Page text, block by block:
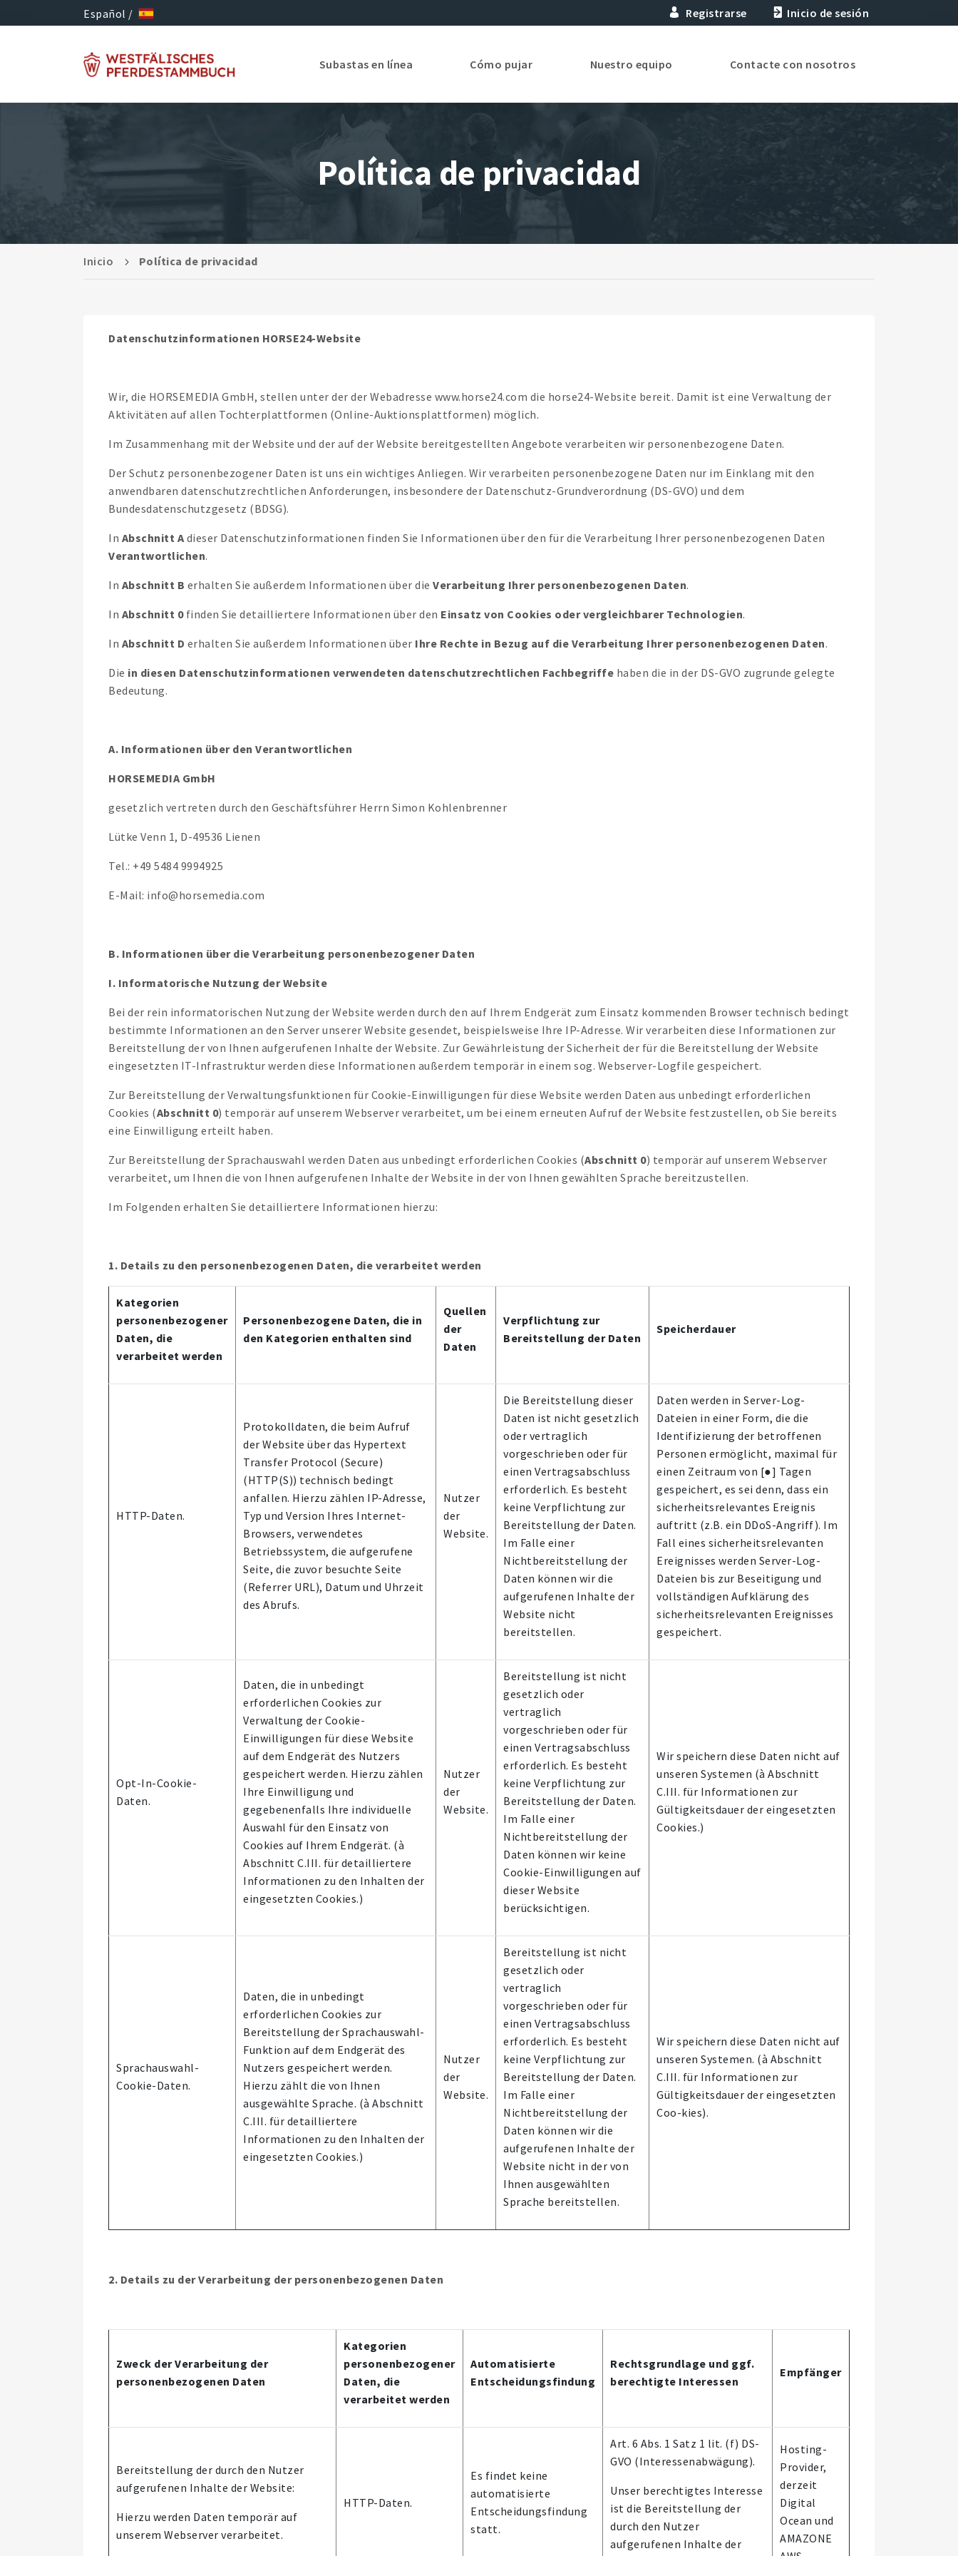
Español / Registrarse Inicio de sesión
Subastas en línea Cómo pujar Nuestro equipo Contacte con nosotros
Política de privacidad
Inicio Política de privacidad
Datenschutzinformationen HORSE24-Website
Wir, die HORSEMEDIA GmbH, stellen unter der der Webadresse www.horse24.com die horse24-Website bereit. Damit ist eine Verwaltung der
Aktivitäten auf allen Tochterplattformen (Online-Auktionsplattformen) möglich.
Im Zusammenhang mit der Website und der auf der Website bereitgestellten Angebote verarbeiten wir personenbezogene Daten.
Der Schutz personenbezogener Daten ist uns ein wichtiges Anliegen. Wir verarbeiten personenbezogene Daten nur im Einklang mit den
anwendbaren datenschutzrechtlichen Anforderungen, insbesondere der Datenschutz-Grundverordnung (DS-GVO) und dem
Bundesdatenschutzgesetz (BDSG).
In Abschnitt A dieser Datenschutzinformationen finden Sie Informationen über den für die Verarbeitung Ihrer personenbezogenen Daten
Verantwortlichen.
In Abschnitt B erhalten Sie außerdem Informationen über die Verarbeitung Ihrer personenbezogenen Daten.
In Abschnitt 0finden Sie detailliertere Informationen über den Einsatz von Cookies oder vergleichbarer Technologien.
In Abschnitt D erhalten Sie außerdem Informationen über Ihre Rechte in Bezug auf die Verarbeitung Ihrer personenbezogenen Daten.
Die in diesen Datenschutzinformationen verwendeten datenschutzrechtlichen Fachbegriffe haben die in der DS-GVO zugrunde gelegte
Bedeutung.
A. Informationen über den Verantwortlichen
HORSEMEDIA GmbH
gesetzlich vertreten durch den Geschäftsführer Herrn Simon Kohlenbrenner
Lütke Venn 1, D-49536 Lienen
Tel.: +49 5484 9994925
E-Mail: info@horsemedia.com
B. Informationen über die Verarbeitung personenbezogener Daten
I. Informatorische Nutzung der Website
Bei der rein informatorischen Nutzung der Website werden durch den auf Ihrem Endgerät zum Einsatz kommenden Browser technisch bedingt
bestimmte Informationen an den Server unserer Website gesendet, beispielsweise Ihre IP-Adresse. Wir verarbeiten diese Informationen zur
Bereitstellung der von Ihnen aufgerufenen Inhalte der Website. Zur Gewährleistung der Sicherheit der für die Bereitstellung der Website
eingesetzten IT-Infrastruktur werden diese Informationen außerdem temporär in einem sog. Webserver-Logfile gespeichert.
Zur Bereitstellung der Verwaltungsfunktionen für Cookie-Einwilligungen für diese Website werden Daten aus unbedingt erforderlichen
Cookies (Abschnitt 0) temporär auf unserem Webserver verarbeitet, um bei einem erneuten Aufruf der Website festzustellen, ob Sie bereits
eine Einwilligung erteilt haben.
Zur Bereitstellung der Sprachauswahl werden Daten aus unbedingt erforderlichen Cookies (Abschnitt 0) temporär auf unserem Webserver
verarbeitet, um Ihnen die von Ihnen aufgerufenen Inhalte der Website in der von Ihnen gewählten Sprache bereitzustellen.
Im Folgenden erhalten Sie detailliertere Informationen hierzu:
1. Details zu den personenbezogenen Daten, die verarbeitet werden
Kategorien
personenbezogener
Daten, die
verarbeitet werden
Personenbezogene Daten, die in
den Kategorien enthalten sind
Quellen
der
Daten
Verpflichtung zur
Bereitstellung der Daten
Speicherdauer
HTTP-Daten.
Protokolldaten, die beim Aufruf
der Website über das Hypertext
Transfer Protocol (Secure)
(HTTP(S)) technisch bedingt
anfallen. Hierzu zählen IP-Adresse,
Typ und Version Ihres Internet-
Browsers, verwendetes
Betriebssystem, die aufgerufene
Seite, die zuvor besuchte Seite
(Referrer URL), Datum und Uhrzeit
des Abrufs.
Nutzer
der
Website.
Die Bereitstellung dieser
Daten ist nicht gesetzlich
oder vertraglich
vorgeschrieben oder für
einen Vertragsabschluss
erforderlich. Es besteht
keine Verpflichtung zur
Bereitstellung der Daten.
Im Falle einer
Nichtbereitstellung der
Daten können wir die
aufgerufenen Inhalte der
Website nicht
bereitstellen.
Daten werden in Server-Log-
Dateien in einer Form, die die
Identifizierung der betroffenen
Personen ermöglicht, maximal für
einen Zeitraum von [●] Tagen
gespeichert, es sei denn, dass ein
sicherheitsrelevantes Ereignis
auftritt (z.B. ein DDoS-Angriff). Im
Fall eines sicherheitsrelevanten
Ereignisses werden Server-Log-
Dateien bis zur Beseitigung und
vollständigen Aufklärung des
sicherheitsrelevanten Ereignisses
gespeichert.
Opt-In-Cookie-
Daten.
Daten, die in unbedingt
erforderlichen Cookies zur
Verwaltung der Cookie-
Einwilligungen für diese Website
auf dem Endgerät des Nutzers
gespeichert werden. Hierzu zählen
Ihre Einwilligung und
gegebenenfalls Ihre individuelle
Auswahl für den Einsatz von
Cookies auf Ihrem Endgerät. (à
Abschnitt C.III. für detailliertere
Informationen zu den Inhalten der
eingesetzten Cookies.)
Nutzer
der
Website.
Bereitstellung ist nicht
gesetzlich oder
vertraglich
vorgeschrieben oder für
einen Vertragsabschluss
erforderlich. Es besteht
keine Verpflichtung zur
Bereitstellung der Daten.
Im Falle einer
Nichtbereitstellung der
Daten können wir keine
Cookie-Einwilligungen auf
dieser Website
berücksichtigen.
Wir speichern diese Daten nicht auf
unseren Systemen (à Abschnitt
C.III. für Informationen zur
Gültigkeitsdauer der eingesetzten
Cookies.)
Sprachauswahl-
Cookie-Daten.
Daten, die in unbedingt
erforderlichen Cookies zur
Bereitstellung der Sprachauswahl-
Funktion auf dem Endgerät des
Nutzers gespeichert werden.
Hierzu zählt die von Ihnen
ausgewählte Sprache. (à Abschnitt
C.III. für detailliertere
Informationen zu den Inhalten der
eingesetzten Cookies.)
Nutzer
der
Website.
Bereitstellung ist nicht
gesetzlich oder
vertraglich
vorgeschrieben oder für
einen Vertragsabschluss
erforderlich. Es besteht
keine Verpflichtung zur
Bereitstellung der Daten.
Im Falle einer
Nichtbereitstellung der
Daten können wir die
aufgerufenen Inhalte der
Website nicht in der von
Ihnen ausgewählten
Sprache bereitstellen.
Wir speichern diese Daten nicht auf
unseren Systemen. (à Abschnitt
C.III. für Informationen zur
Gültigkeitsdauer der eingesetzten
Coo-kies).
2. Details zu der Verarbeitung der personenbezogenen Daten
Zweck der Verarbeitung der
personenbezogenen Daten
Kategorien
personenbezogener
Daten, die
verarbeitet werden
Automatisierte
Entscheidungsfindung
Rechtsgrundlage und ggf.
berechtigte Interessen
Empfänger
Bereitstellung der durch den Nutzer
aufgerufenen Inhalte der Website:
Hierzu werden Daten temporär auf
unserem Webserver verarbeitet.
HTTP-Daten.
Es findet keine
automatisierte
Entscheidungsfindung
statt.
Art. 6 Abs. 1 Satz 1 lit. (f) DS-
GVO (Interessenabwägung).
Unser berechtigtes Interesse
ist die Bereitstellung der
durch den Nutzer
aufgerufenen Inhalte der
Hosting-
Provider,
derzeit
Digital
Ocean und
AMAZONE